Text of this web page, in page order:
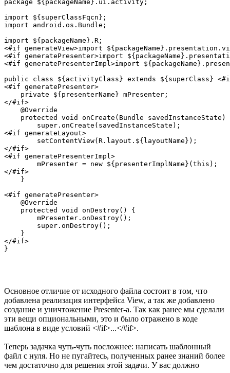
package ${packageName}.ui.activity;
import ${superClassFqcn};
import android.os.Bundle;
import ${packageName}.R;
<#if generateView>import
<#if generatePresenter>import
<#if generatePresenterImpl>import
public class ${activityClass} extends ${superClass} <#if
<#if generatePresenter>
    private ${presenterName} mPresenter;
</#if>
    @Override
protected void onCreate(Bundle savedInstanceState)
        super.onCreate(savedInstanceState);
<#if generateLayout>
        setContentView(R.layout.${layoutName});
</#if>
<#if generatePresenterImpl>
</#if>
    }
<#if generatePresenter>
    @Override
    protected void onDestroy() {
        mPresenter.onDestroy();
        super.onDestroy();
    }
</#if>
Основное отличие от исходного файла состоит в том, что
добавлена реализация интерфейса View, а так же добавлено
создание и уничтожение Presenter-а. Так как ранее мы сделали
эти вещи опциональными, это и было отражено в коде
шаблона в виде условий <#if>...</#if>.
Теперь задачка чуть-чуть посложнее: написать шаблонный
файл с нуля. Но не пугайтесь, полученных ранее знаний более
чем достаточно для решения этой задачи. У вас должно